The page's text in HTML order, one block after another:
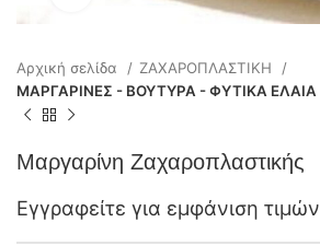
Αρχική σελίδα
ΖΑΧΑΡΟΠΛΑΣΤΙΚΗ
ΜΑΡΓΑΡΙΝΕΣ - ΒΟΥΤΥΡΑ - ΦΥΤΙΚΑ ΕΛΑΙΑ
Μαργαρίνη Ζαχαροπλαστικής
Εγγραφείτε για εμφάνιση τιμών